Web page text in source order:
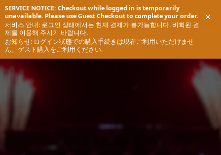
SERVICE NOTICE: Checkout while logged in is temporarily
unavailable. Please use Guest Checkout to complete your order.
서비스 안내: 로그인 상태에서는 현재 결제가 불가능합니다. 비회원 결
제를 이용해 주시기 바랍니다.
お知らせ: ログイン状態での購入手続きは現在ご利用いただけませ
ん。ゲスト購入をご利用ください.
✕
L
E
V